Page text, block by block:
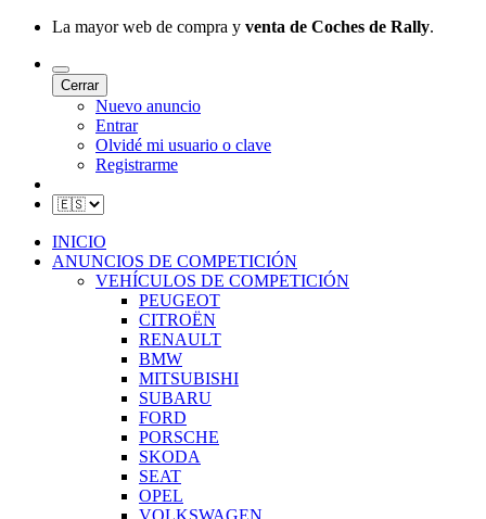
La mayor web de compra y venta de Coches de Rally.
Cerrar
Nuevo anuncio
Entrar
Olvidé mi usuario o clave
Registrarme
INICIO
ANUNCIOS DE COMPETICIÓN
VEHÍCULOS DE COMPETICIÓN
PEUGEOT
CITROËN
RENAULT
BMW
MITSUBISHI
SUBARU
FORD
PORSCHE
SKODA
SEAT
OPEL
VOLKSWAGEN